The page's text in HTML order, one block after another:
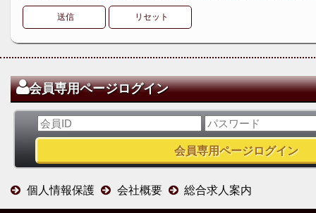
送信 リセット
会員専用ページログイン
個人情報保護 会社概要 総合求人案内